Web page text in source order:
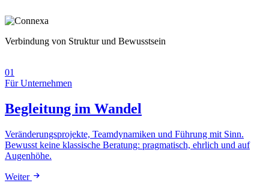
Verbindung von Struktur und Bewusstsein
01
Für Unternehmen
Begleitung im Wandel
Veränderungsprojekte, Teamdynamiken und Führung mit Sinn.
Bewusst keine klassische Beratung: pragmatisch, ehrlich und auf
Augenhöhe.
Weiter